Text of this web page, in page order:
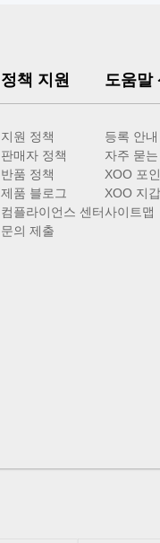
정책 지원
지원 정책
판매자 정책
반품 정책
제품 블로그
컴플라이언스 센터
문의 제출
도움말
등록 안내
자주 묻
XOO 포
XOO 지갑
사이트맵